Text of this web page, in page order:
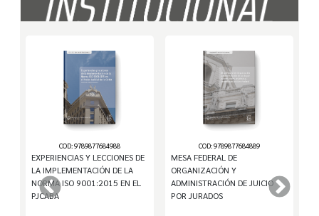
COD: 9789877684988
EXPERIENCIAS Y LECCIONES DE
LA IMPLEMENTACIÓN DE LA
NORMA ISO 9001:2015 EN EL
PJCABA
COD: 9789877684889
MESA FEDERAL DE
ORGANIZACIÓN Y
ADMINISTRACIÓN DE JUICIO
POR JURADOS